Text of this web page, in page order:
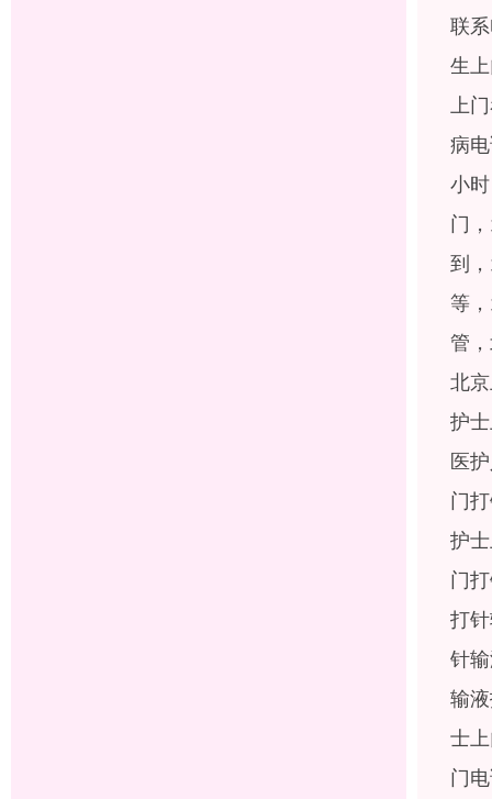
联
生
上
病
小
门
到
等
管
北
护
医
门
护
门
打
针
输
士
门